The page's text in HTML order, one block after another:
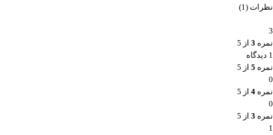
نظرات (1)
3
نمره 3 از 5
1 دیدگاه
نمره 5 از 5
0
نمره 4 از 5
0
نمره 3 از 5
1